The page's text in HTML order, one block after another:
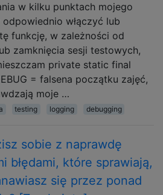
w kilku punktach mojego
włączyć lub
funkcję, w zależności od
zamknięcia sesji testowych,
private static final
= falsena początku zajęć,
moje …
testing logging debugging
sobie z naprawdę
błędami, które sprawiają,
się przez ponad